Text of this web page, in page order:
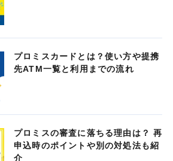
プロミスカードとは？使い方や提携
先ATM一覧と利用までの流れ
プロミスの審査に落ちる理由は？ 再
申込時のポイントや別の対処法も紹
介